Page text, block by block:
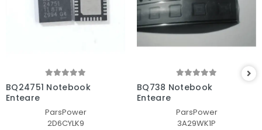
BQ24751 Notebook
Entegre
ParsPower
2D6CYLK9
BQ738 Notebook
Entegre
ParsPower
3A29WK1P